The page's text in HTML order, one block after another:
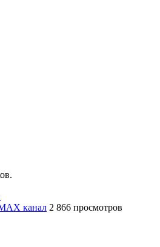
канал 2 866 просмотров